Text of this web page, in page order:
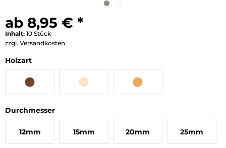
ab 8,95 € *
Inhalt: 10 Stück
zzgl. Versandkosten
Holzart
Durchmesser
12mm 15mm 20mm 25mm